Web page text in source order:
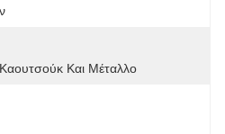
Και Μέταλλο